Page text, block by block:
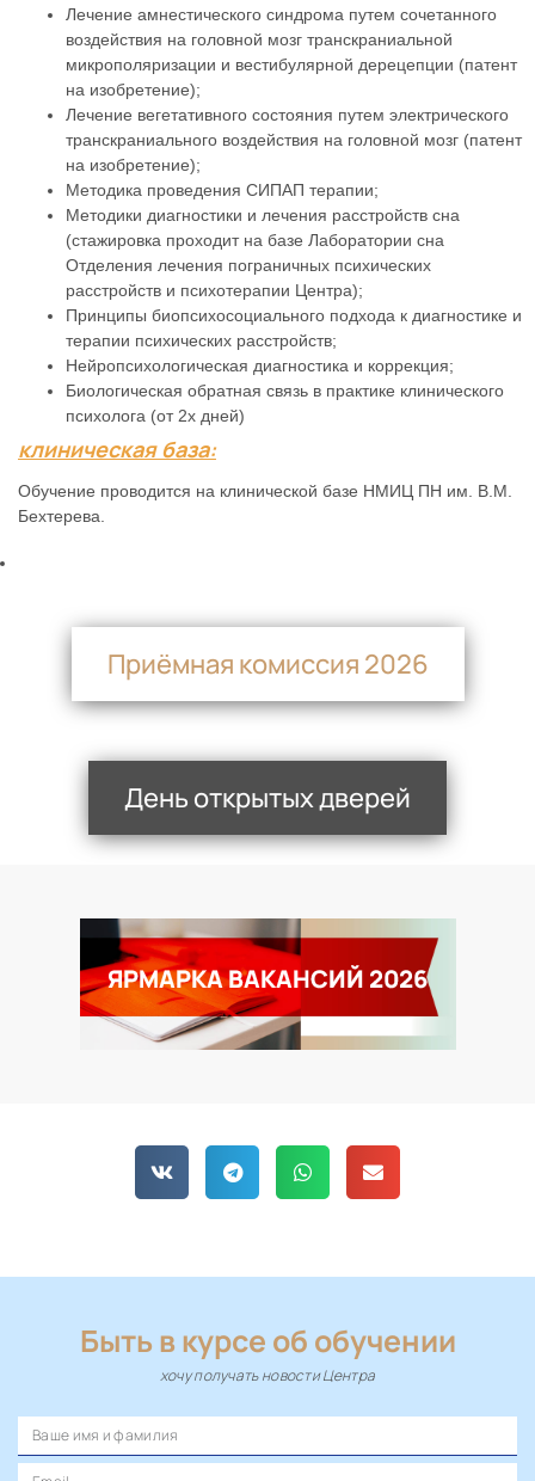
Лечение амнестического синдрома путем сочетанного
воздействия на головной мозг транскраниальной
микрополяризации и вестибулярной дерецепции (патент
на изобретение);
Лечение вегетативного состояния путем электрического
транскраниального воздействия на головной мозг (патент
на изобретение);
Методика проведения СИПАП терапии;
Методики диагностики и лечения расстройств сна
(стажировка проходит на базе Лаборатории сна
Отделения лечения пограничных психических
расстройств и психотерапии Центра);
Принципы биопсихосоциального подхода к диагностике и
терапии психических расстройств;
Нейропсихологическая диагностика и коррекция;
Биологическая обратная связь в практике клинического
психолога (от 2х дней)
клиническая база:
Обучение проводится на клинической базе НМИЦ ПН им. В.М.
Бехтерева.
Приёмная комиссия 2026
День открытых дверей
ЯРМАРКА ВАКАНСИЙ 2026
Быть в курсе об обучении
хочу получать новости Центра